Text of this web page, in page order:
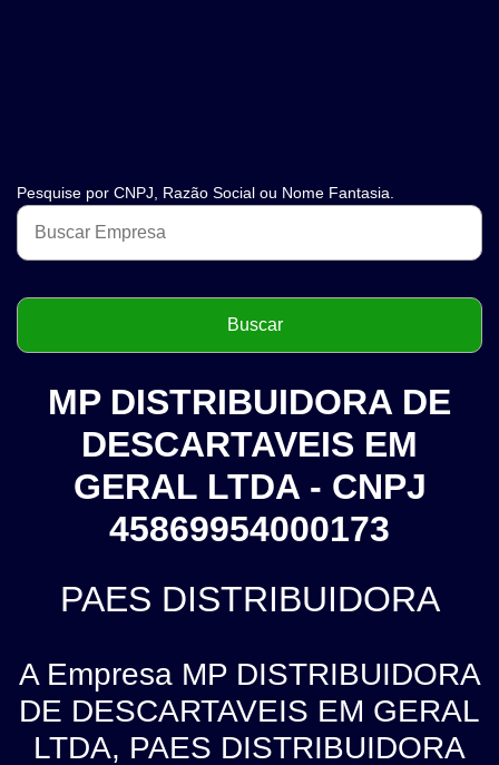
Pesquise por CNPJ, Razão Social ou Nome Fantasia.
MP DISTRIBUIDORA DE
DESCARTAVEIS EM
GERAL LTDA - CNPJ
45869954000173
PAES DISTRIBUIDORA
A Empresa MP DISTRIBUIDORA
DE DESCARTAVEIS EM GERAL
LTDA, PAES DISTRIBUIDORA